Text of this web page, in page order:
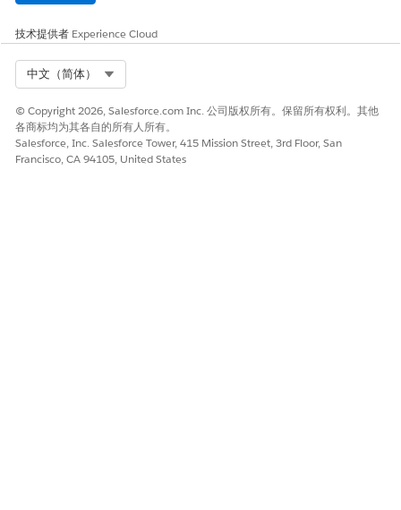
技术提供者 Experience Cloud
中文（简体）
© Copyright 2026, Salesforce.com Inc. 公司版权所有。保留所有权利。其他
各商标均为其各自的所有人所有。
Salesforce, Inc. Salesforce Tower, 415 Mission Street, 3rd Floor, San
Francisco, CA 94105, United States